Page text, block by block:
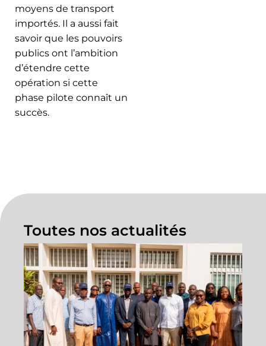
moyens de transport
importés. Il a aussi fait
savoir que les pouvoirs
publics ont l’ambition
d’étendre cette
opération si cette
phase pilote connaît un
succès.
Toutes nos actualités